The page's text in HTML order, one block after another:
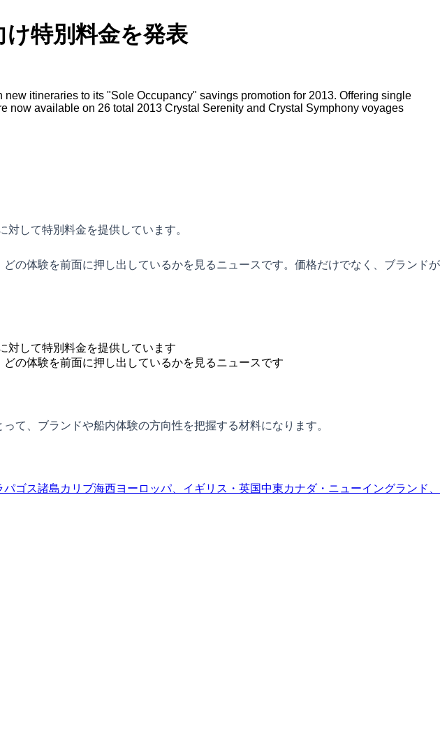
特別料金を発表
itineraries to its "Sole Occupancy" savings promotion for 2013. Offering single
now available on 26 total 2013 Crystal Serenity and Crystal Symphony voyages
して特別料金を提供しています。
の体験を前面に押し出しているかを見るニュースです。価格だけでなく、ブランドが
対して特別料金を提供しています
の体験を前面に押し出しているかを見るニュースです
て、ブランドや船内体験の方向性を把握する材料になります。
パゴス諸島カリブ海西ヨーロッパ、イギリス・英国中東カナダ・ニューイングランド、